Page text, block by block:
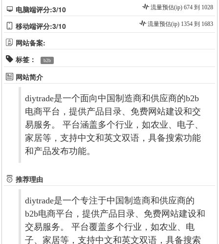
电脑端评分:3/10 流量预估(ip) 674 到 1028
移动端评分:3/10 流量预估(ip) 1354 到 1683
网站备案:
标签：
b2b
网站简介
diytrade是一个面向中国制造商和供应商的b2b
电商平台，提供产品目录、免费网站建设和交
易服务。 平台涵盖多个行业，如农业、电子、
家居等，支持中文和英文双语，具备搜索功能
和产品发布功能。
推荐理由
diytrade是一个专注于中国制造商和供应商的
b2b电商平台，提供产品目录、免费网站建设和
交易服务。 平台覆盖多个行业，如农业、电
子、家居等，支持中文和英文双语，具备搜索